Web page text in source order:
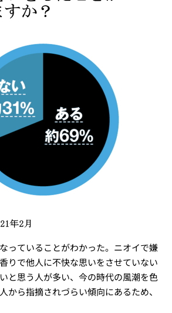
っていることがわかった。ニオイで嫌
りで他人に不快な思いをさせていない
と思う人が多い、今の時代の風潮を色
ら指摘されづらい傾向にあるため、